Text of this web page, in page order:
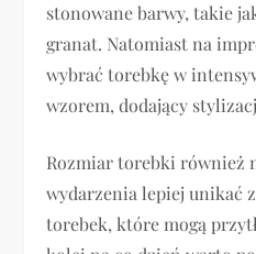
stonowane barwy, takie
granat. Natomiast na
wybrać torebkę w
wzorem, dodający
Rozmiar torebki również
wydarzenia lepiej unikać
torebek, które mogą